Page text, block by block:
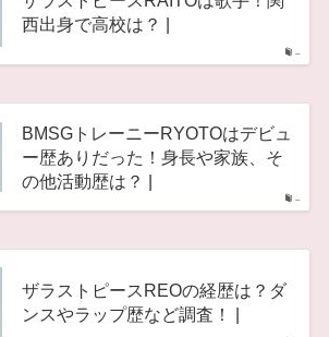
–
西出身で高校は？ |
–
BMSGトレーニーRYOTOはデビュ
ー歴ありだった！身長や家族、そ
の他活動歴は？ |
ザラストピースREOの経歴は？ダ
ンスやラップ歴など調査！ |